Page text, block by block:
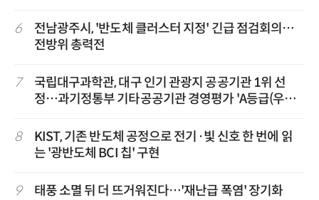
6
전남광주시, '반도체 클러스터 지정' 긴급 점검회의…
전방위 총력전
7
국립대구과학관, 대구 인기 관광지 공공기관 1위 선
정…과기정통부 기타공공기관 경영평가 'A등급(우수)'
8
KIST, 기존 반도체 공정으로 전기·빛 신호 한 번에 읽
는 '광반도체 BCI 칩' 구현
9 태풍 소멸 뒤 더 뜨거워진다…'재난급 폭염' 장기화